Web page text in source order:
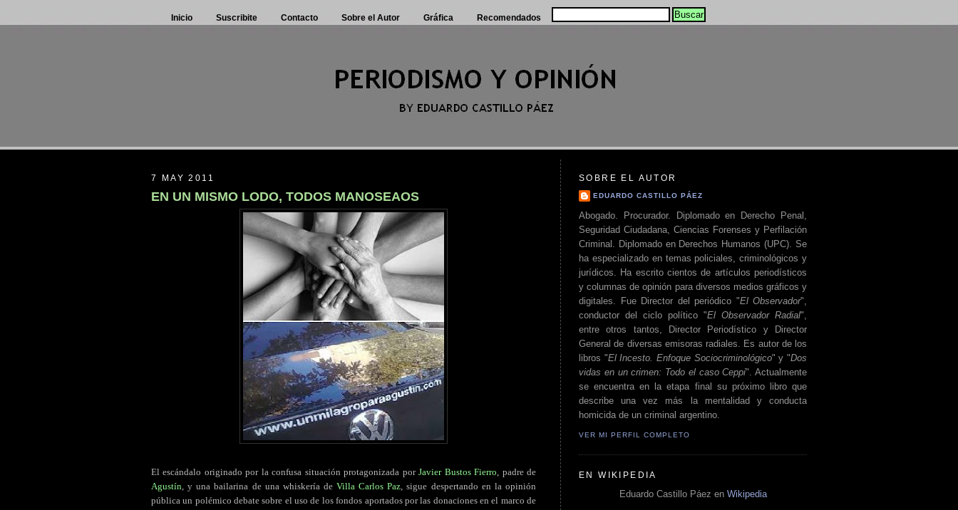
Inicio Suscribite Contacto Sobre el Autor Gráfica Recomendados
7 MAY 2011
EN UN MISMO LODO, TODOS MANOSEAOS
El escándalo originado por la confusa situación protagonizada porJavier Bustos Fierro, padre de
Agustín, y una bailarina de una whiskería deVilla Carlos Paz, sigue despertando en la opinión
pública un polémico debate sobre el uso de los fondos aportados por las donaciones en el marco de
SOBRE EL AUTOR
EDUARDO CASTILLO PÁEZ
Abogado. Procurador. Diplomado en Derecho Penal,
Seguridad Ciudadana, Ciencias Forenses y Perfilación
Criminal. Diplomado en Derechos Humanos (UPC). Se
ha especializado en temas policiales, criminológicos y
jurídicos. Ha escrito cientos de artículos periodísticos
y columnas de opinión para diversos medios gráficos y
digitales. Fue Director del periódico "El Observador",
conductor del ciclo político "El Observador Radial",
entre otros tantos, Director Periodístico y Director
General de diversas emisoras radiales. Es autor de los
libros "El Incesto. Enfoque Sociocriminológico" y "Dos
vidas en un crimen: Todo el caso Ceppi". Actualmente
se encuentra en la etapa final su próximo libro que
describe una vez más la mentalidad y conducta
homicida de un criminal argentino.
VER MI PERFIL COMPLETO
EN WIKIPEDIA
Eduardo Castillo Páez en Wikipedia